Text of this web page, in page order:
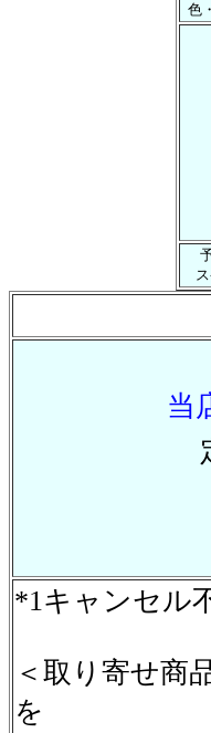
色
当
*1キャンセル
＜取り寄せ商
を